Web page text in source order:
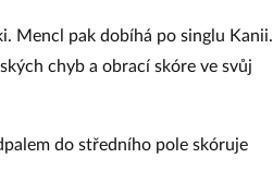
Mencl pak dobíhá po singlu Kanii.
chyb a obrací skóre ve svůj
do středního pole skóruje